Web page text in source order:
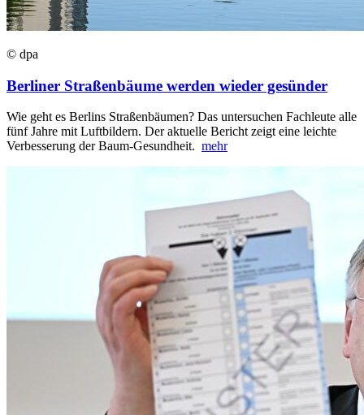
© dpa
Berliner Straßenbäume werden wieder gesünder
Wie geht es Berlins Straßenbäumen? Das untersuchen Fachleute alle
fünf Jahre mit Luftbildern. Der aktuelle Bericht zeigt eine leichte
Verbesserung der Baum-Gesundheit. mehr